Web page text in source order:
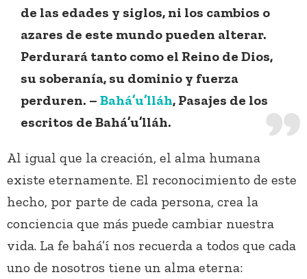
de las edades y siglos, ni los cambios o
azares de este mundo pueden alterar.
Perdurará tanto como el Reino de Dios,
su soberanía, su dominio y fuerza
perduren. – Bahá’u’lláh, Pasajes de los
escritos de Bahá’u’lláh.
Al igual que la creación, el alma humana
existe eternamente. El reconocimiento de este
hecho, por parte de cada persona, crea la
conciencia que más puede cambiar nuestra
vida. La fe bahá’í nos recuerda a todos que cada
uno de nosotros tiene un alma eterna: